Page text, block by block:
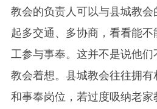
教会的负责人可以与县城教
起多交通、多协商，看看能不
工参与事奉。这并不是说他
教会着想。县城教会往往拥
和事奉岗位，若过度吸纳老家